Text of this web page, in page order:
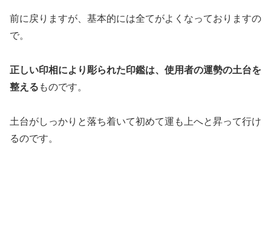
前に戻りますが、基本的には全てがよくなっておりますの
で。
正しい印相により彫られた印鑑は、使用者の運勢の土台を
整える ものです。
土台がしっかりと落ち着いて初めて運も上へと昇って行け
るのです。